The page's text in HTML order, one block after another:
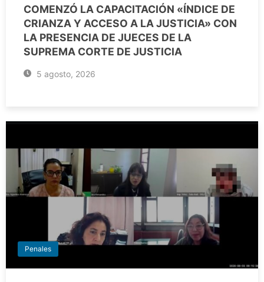
COMENZÓ LA CAPACITACIÓN «ÍNDICE DE
CRIANZA Y ACCESO A LA JUSTICIA» CON
LA PRESENCIA DE JUECES DE LA
SUPREMA CORTE DE JUSTICIA
5 agosto, 2026
Penales